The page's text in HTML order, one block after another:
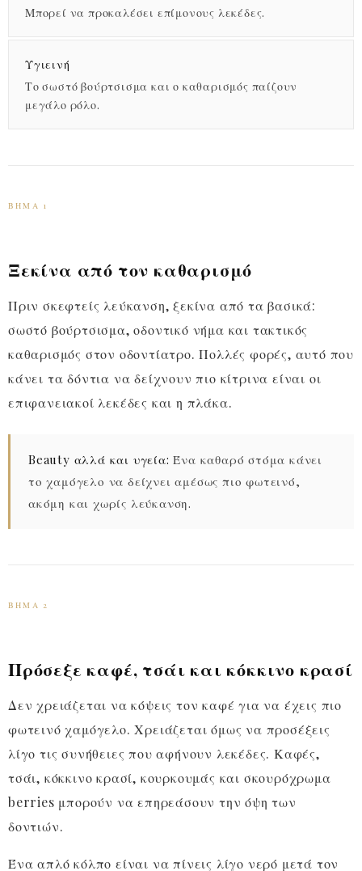
Μπορεί να προκαλέσει επίμονους λεκέδες.
Υγιεινή
Το σωστό βούρτσισμα και ο καθαρισμός παίζουν
μεγάλο ρόλο.
ΒΉΜΑ 1
Ξεκίνα από τον καθαρισμό
Πριν σκεφτείς λεύκανση, ξεκίνα από τα βασικά:
σωστό βούρτσισμα, οδοντικό νήμα και τακτικός
καθαρισμός στον οδοντίατρο. Πολλές φορές, αυτό που
κάνει τα δόντια να δείχνουν πιο κίτρινα είναι οι
επιφανειακοί λεκέδες και η πλάκα.
Beauty αλλά και υγεία: Ένα καθαρό στόμα κάνει
το χαμόγελο να δείχνει αμέσως πιο φωτεινό,
ακόμη και χωρίς λεύκανση.
ΒΉΜΑ 2
Πρόσεξε καφέ, τσάι και κόκκινο κρασί
Δεν χρειάζεται να κόψεις τον καφέ για να έχεις πιο
φωτεινό χαμόγελο. Χρειάζεται όμως να προσέξεις
λίγο τις συνήθειες που αφήνουν λεκέδες. Καφές,
τσάι, κόκκινο κρασί, κουρκουμάς και σκουρόχρωμα
berries μπορούν να επηρεάσουν την όψη των
δοντιών.
Ένα απλό κόλπο είναι να πίνεις λίγο νερό μετά τον